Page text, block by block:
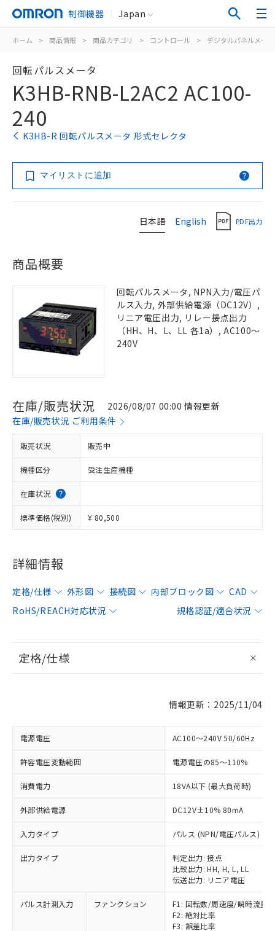
制御機器 Japan
ホーム > 商品情報 > 商品カテゴリ > コントロール > デジタルパネルメータ
回転パルスメータ
K3HB-RNB-L2AC2 AC100-
240
K3HB-R 回転パルスメータ 形式セレクタ
マイリストに追加
日本語 English PDF出力
商品概要
回転パルスメータ, NPN入力/電圧パ
ルス入力, 外部供給電源（DC12V）,
リニア電圧出力, リレー接点出力
（HH、H、L、LL 各1a）, AC100～
240V
在庫/販売状況
2026/08/07 00:00 情報更新
在庫/販売状況 ご利用条件
販売状況 販売中
機種区分 受注生産機種
在庫状況
標準価格(税別) ¥ 80,500
詳細情報
定格/仕様 外形図 接続図 内部ブロック図
CAD
RoHS/REACH対応状況
規格認証/適合状況
定格/仕様
情報更新：2025/11/04
電源電圧 AC100～240V 50/60Hz
許容電圧変動範囲 電源電圧の85～110%
消費電力 18VA以下 (最大負荷時)
外部供給電源 DC12V±10% 80mA
入力タイプ パルス (NPN/電圧パルス)
出力タイプ
判定出力: 接点
比較出力: HH, H, L, LL
伝送出力: リニア電圧
パルス計測入力 ファンクション
F1: 回転数/周速度/瞬時流量
F2: 絶対比率
F3: 誤差比率